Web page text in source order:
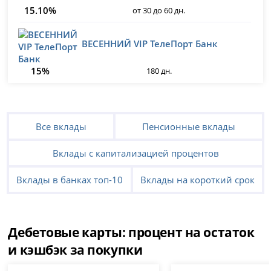
15.10% от 30 до 60 дн.
ВЕСЕННИЙ VIP ТелеПорт Банк
15% 180 дн.
Все вклады Пенсионные вклады
Вклады с капитализацией процентов
Вклады в банках топ-10 Вклады на короткий срок
Дебетовые карты: процент на остаток
и кэшбэк за покупки